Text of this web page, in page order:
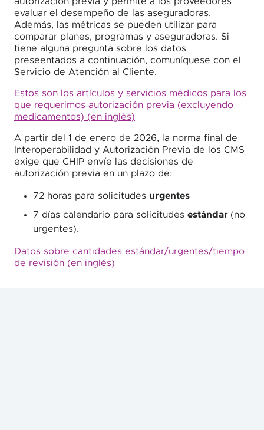
evaluar el desempeño de las aseguradoras.
Además, las métricas se pueden utilizar para
comparar planes, programas y aseguradoras. Si
tiene alguna pregunta sobre los datos
preseentados a continuación, comuníquese con el
Servicio de Atención al Cliente.
Estos son los artículos y servicios médicos para los
que requerimos autorización previa (excluyendo
medicamentos) (en inglés)
A partir del 1 de enero de 2026, la norma final de
Interoperabilidad y Autorización Previa de los CMS
exige que CHIP envíe las decisiones de
autorización previa en un plazo de:
72 horas para solicitudes urgentes
7 días calendario para solicitudes estándar (no
urgentes).
Datos sobre cantidades estándar/urgentes/tiempo
de revisión (en inglés)